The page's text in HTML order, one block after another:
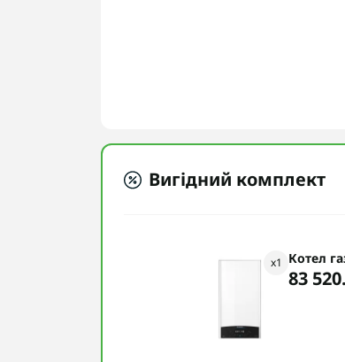
Вигідний комплект
x1 Котел
83